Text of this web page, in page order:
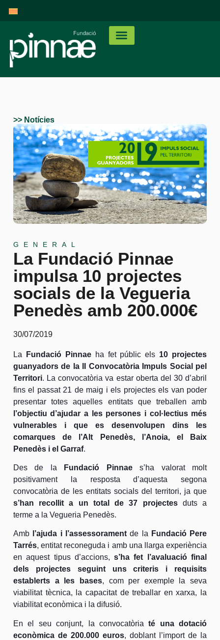
>> Notícies
GENERAL
La Fundació Pinnae
impulsa 10 projectes
socials de la Vegueria
Penedès amb 200.000€
30/07/2019
La Fundació Pinnaeha fet públic els 10 projectes
guanyadors de la II Convocatòria Impuls Social pel
Territori. La convocatòria va estar oberta del 30 d’abril
fins el passat 21 de maig i els projectes els van poder
presentar totes aquelles entitats que treballen amb
l’objectiu d’ajudar a les persones i col·lectius més
vulnerables i que es desenvolupen dins les
comarques de l’Alt Penedès, l’Anoia, el Baix
Penedès i el Garraf.
Des de la Fundació Pinnaes’ha valorat molt
positivament la resposta d’aquesta segona
convocatòria de les entitats socials del territori, ja que
s’han recollit a un total de 37 projectesduts a
terme a la Vegueria Penedès.
Amb l’ajuda i l’assessoramentde la Fundació Pere
Tarrés, entitat reconeguda i amb una llarga experiència
en aquest tipus d’accions,s’ha fet l’avaluació final
dels projectes seguint uns criteris i requisits
establerts a les bases, com per exemple la seva
viabilitat tècnica, la capacitat de treballar en xarxa, la
viabilitat econòmica i la difusió.
En el seu conjunt, la convocatòriaté una dotació
econòmica de 200.000 euros, doblant l’import de la